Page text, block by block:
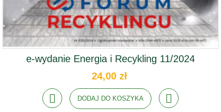
e-wydanie Energia i Recykling 11/2024
24,00 zł
DODAJ DO KOSZYKA